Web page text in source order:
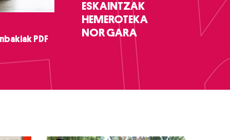
PDF
ESKAINTZAK
HEMEROTEKA
NOR GARA